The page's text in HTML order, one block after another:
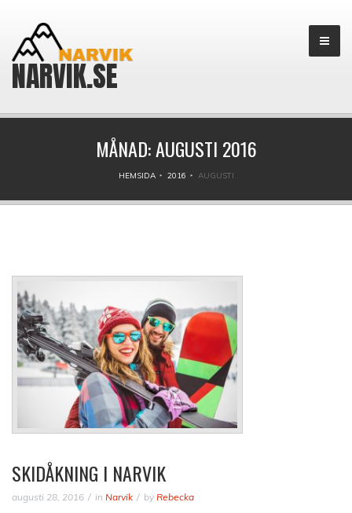
NARVIK.SE
MÅNAD:AUGUSTI 2016
HEMSIDA 2016 AUGUSTI
SKIDÅKNING I NARVIK
augusti 28, 2016 in Narvik by Rebecka